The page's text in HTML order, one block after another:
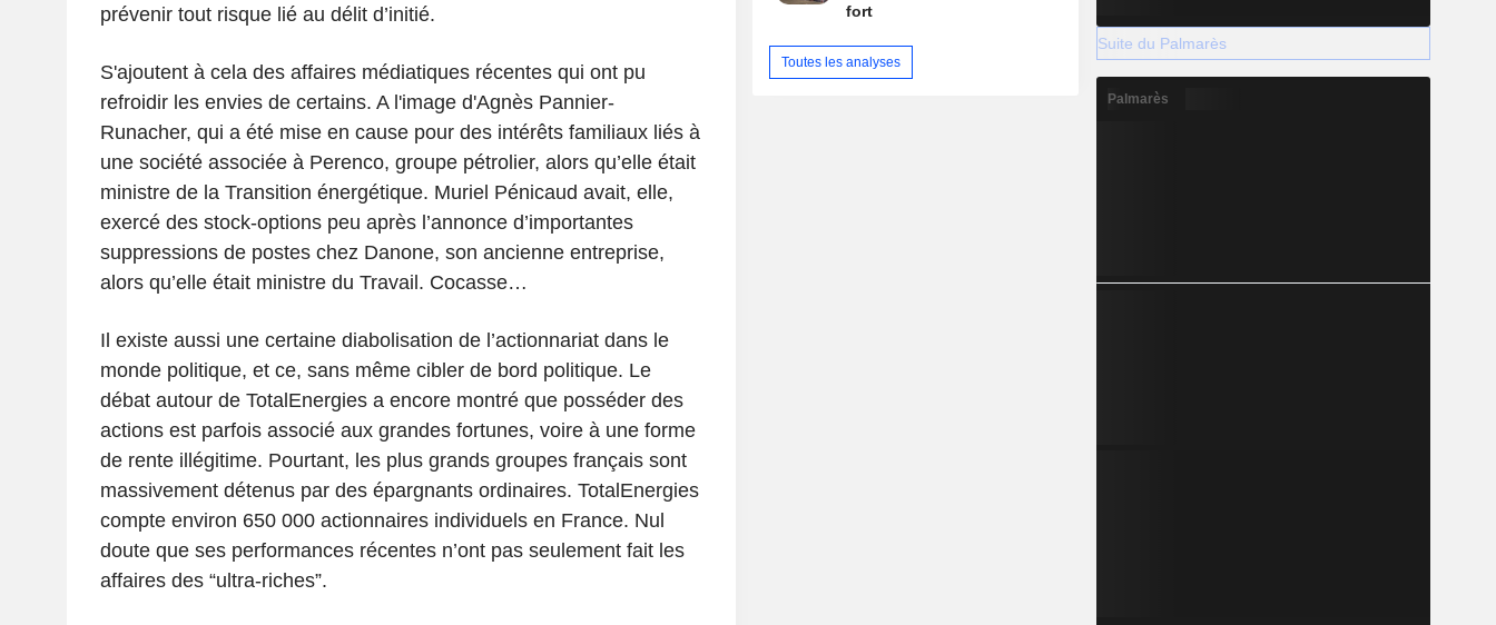
prévenir tout risque lié au délit d’initié.
S'ajoutent à cela des affaires médiatiques récentes qui ont pu
refroidir les envies de certains. A l'image d'Agnès Pannier-
Runacher, qui a été mise en cause pour des intérêts familiaux liés à
une société associée à Perenco, groupe pétrolier, alors qu’elle était
ministre de la Transition énergétique. Muriel Pénicaud avait, elle,
exercé des stock-options peu après l’annonce d’importantes
suppressions de postes chez Danone, son ancienne entreprise,
alors qu’elle était ministre du Travail. Cocasse…
Il existe aussi une certaine diabolisation de l’actionnariat dans le
monde politique, et ce, sans même cibler de bord politique. Le
débat autour de TotalEnergies a encore montré que posséder des
actions est parfois associé aux grandes fortunes, voire à une forme
de rente illégitime. Pourtant, les plus grands groupes français sont
massivement détenus par des épargnants ordinaires. TotalEnergies
compte environ 650 000 actionnaires individuels en France. Nul
doute que ses performances récentes n’ont pas seulement fait les
affaires des “ultra-riches”.
fort
Toutes les analyses
Suite du Palmarès
Palmarès